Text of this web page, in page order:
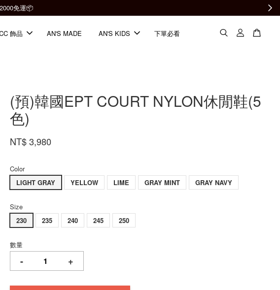
飾品 AN'S MADE AN'S KIDS 下單必看
(預)韓國EPT COURT NYLON休閒鞋(5
色)
NT$ 3,980
Color
LIGHT GRAY
YELLOW LIME GRAY MINT GRAY NAVY
Size
230
235 240 245 250
數量
- +